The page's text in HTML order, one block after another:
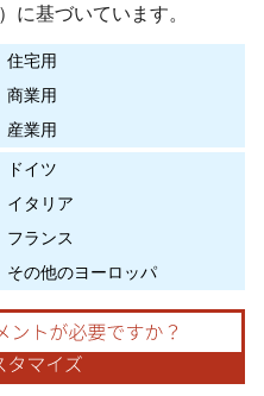
に基づいています。
住宅用
商業用
産業用
ドイツ
イタリア
フランス
その他のヨーロッパ